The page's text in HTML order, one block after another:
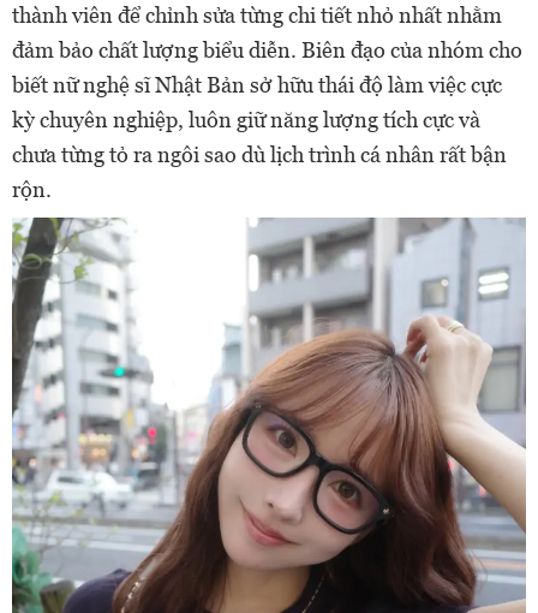
thành viên để chỉnh sửa từng chi tiết nhỏ nhất nhằm
đảm bảo chất lượng biểu diễn. Biên đạo của nhóm cho
biết nữ nghệ sĩ Nhật Bản sở hữu thái độ làm việc cực
kỳ chuyên nghiệp, luôn giữ năng lượng tích cực và
chưa từng tỏ ra ngôi sao dù lịch trình cá nhân rất bận
rộn.